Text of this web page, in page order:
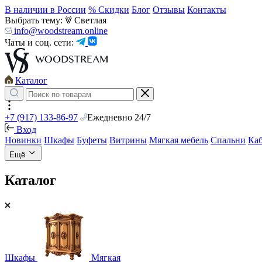
В наличии в России % Скидки Блог Отзывы Контакты
Выбрать тему:
Светлая
info@woodstream.online
Чаты и соц. сети:
Каталог
+7 (917) 133-86-97
Ежедневно 24/7
Вход
Новинки Шкафы Буфеты Витрины Мягкая мебель Спальни
Ещё
Каталог
Шкафы Мягкая